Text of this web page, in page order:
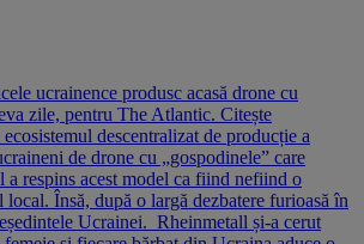
ucrainence produsc acasă drone cu
zile, pentru The Atlantic. Citește
descentralizat de producție a
de drone cu „gospodinele” care
respins acest model ca fiind nefiind o
Însă, după o largă dezbatere furioasă în
Ucrainei. Rheinmetall și-a cerut